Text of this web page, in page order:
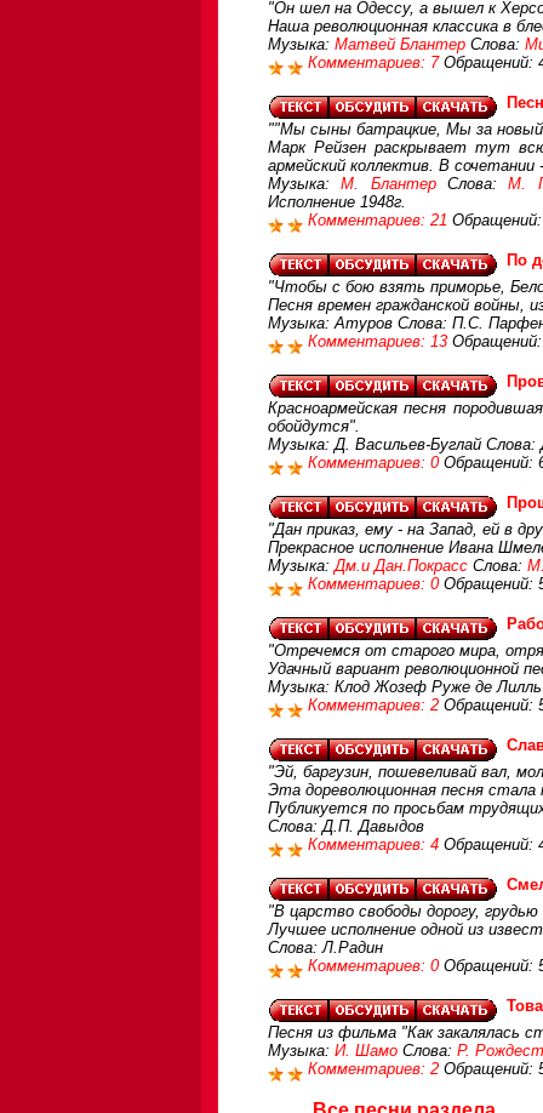
"Он шел на Одессу, а вышел к
Наша революционная классика в
Музыка: Матвей Блантер Слова:
Комментариев: 7 Обращений:
""Мы сыны батрацкие, Мы за
Марк Рейзен раскрывает тут
армейский коллектив. В сочетании
Музыка:М. БлантерСлова:М.
Исполнение 1948г.
Комментариев: 21 Обращений:
По
"Чтобы с бою взять приморье,
Песня времен гражданской войны,
Музыка: Атуров Слова: П.С.
Комментариев: 13 Обращений:
Красноармейская песня
обойдутся".
Музыка: Д. Васильев-Буглай
Комментариев: 0 Обращений:
"Дан приказ, ему - на Запад, ей в
Прекрасное исполнение Ивана
Музыка:Дм.и Дан.Покрасс Слова:
Комментариев: 0 Обращений:
"Отречемся от старого мира,
Удачный вариант революционной
Музыка: Клод Жозеф Руже де
Комментариев: 2 Обращений:
"Эй, баргузин, пошевеливай вал,
Эта дореволюционная песня стала
Публикуется по просьбам
Слова: Д.П. Давыдов
Комментариев: 4 Обращений:
"В царство свободы дорогу,
Лучшее исполнение одной из
Слова: Л.Радин
Комментариев: 0 Обращений:
Песня из фильма "Как закалялась
Музыка: И. Шамо Слова: Р.
Комментариев: 2 Обращений: